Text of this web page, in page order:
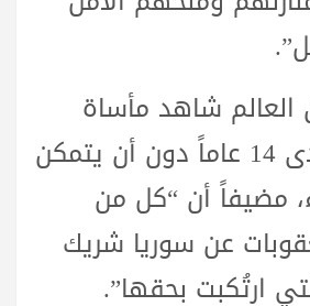
العالم شاهد مأساة
سوريا على مدى 14 عاماً دون أن يتمكن
أن “كل من
عن سوريا شريك
ارتُكبت بحقها”.